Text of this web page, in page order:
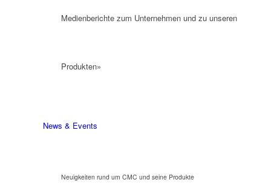
Medienberichte zum Unternehmen und zu unseren
Produkten»
News & Events
Neuigkeiten rund um CMC und seine Produkte